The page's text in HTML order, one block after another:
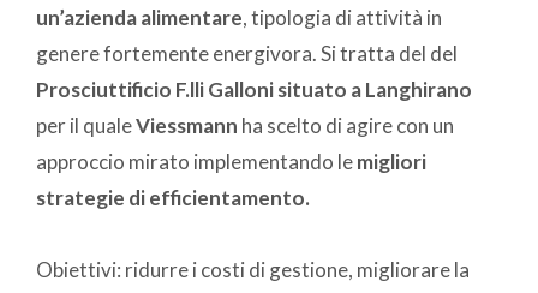
un’azienda alimentare, tipologia di attività in
genere fortemente energivora. Si tratta del del
Prosciuttificio F.lli Galloni situato a Langhirano
per il qualeViessmann ha scelto di agire con un
approccio mirato implementando lemigliori
strategie di efficientamento.
Obiettivi: ridurre i costi di gestione, migliorare la